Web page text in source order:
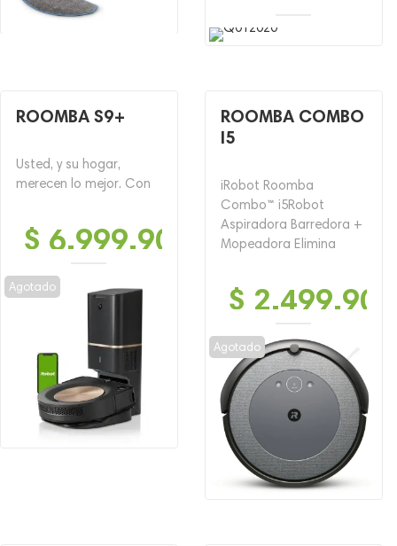
precio
precio
ROOMBA S9+
Usted, y su hogar,
merecen lo mejor. Con
$ 6,999,900
Agotado
ROOMBA COMBO
I5
iRobot Roomba
Combo™ i5Robot
Aspiradora Barredora +
Mopeadora Elimina
$ 2,499,900
Agotado